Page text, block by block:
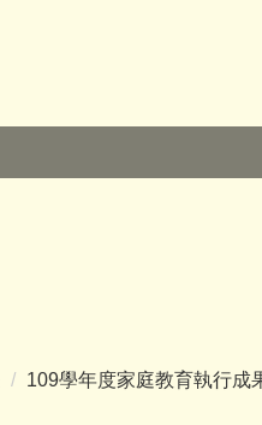
109學年度家庭教育執行成